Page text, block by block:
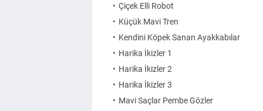
Çiçek Elli Robot
Küçük Mavi Tren
Kendini Köpek Sanan Ayakkabılar
Harika İkizler 1
Harika İkizler 2
Harika İkizler 3
Mavi Saçlar Pembe Gözler